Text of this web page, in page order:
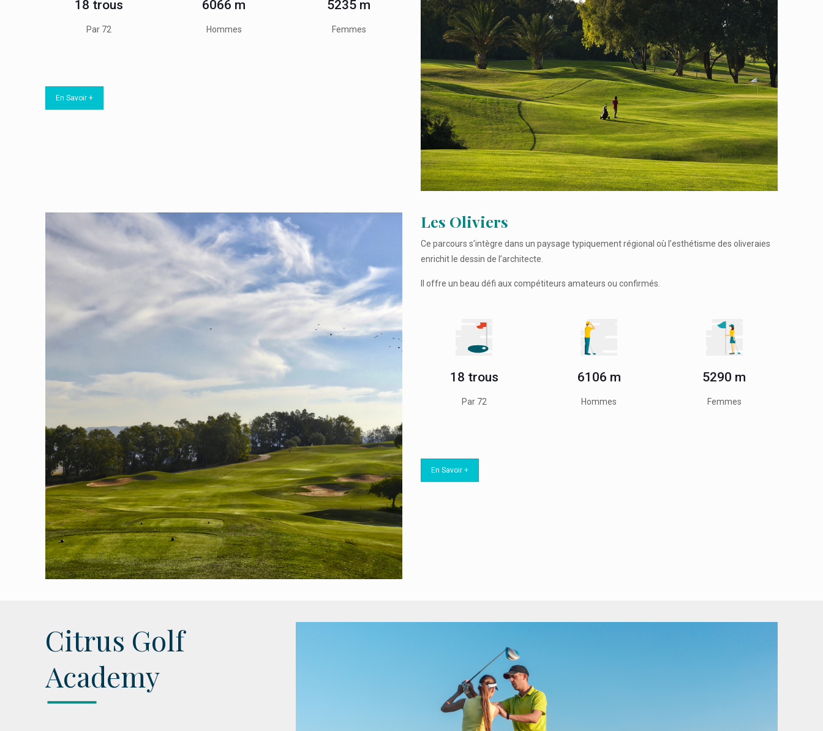
18 trous
Par 72
6066 m
Hommes
5235 m
Femmes
En Savoir +
Les Oliviers
Ce parcours s’intègre dans un paysage typiquement régional où l’esthétisme des oliveraies
enrichit le dessin de l’architecte.
Il offre un beau défi aux compétiteurs amateurs ou confirmés.
18 trous
Par 72
6106 m
Hommes
5290 m
Femmes
En Savoir +
Citrus Golf
Academy